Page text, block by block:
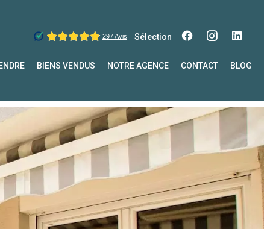
Sélection
BIENS VENDUS NOTRE AGENCE CONTACT BLOG